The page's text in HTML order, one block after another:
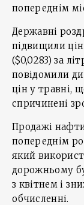
попереднім
Державні
підвищили
($0,0283) за
повідомили
цін у травні,
спричинені
Продажі
попереднім
який
дорожньому
з квітнем і
обчисленні.